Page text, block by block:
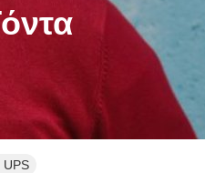
UPS